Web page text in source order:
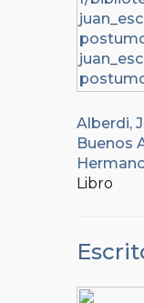
Alberdi,
Buenos
Libro